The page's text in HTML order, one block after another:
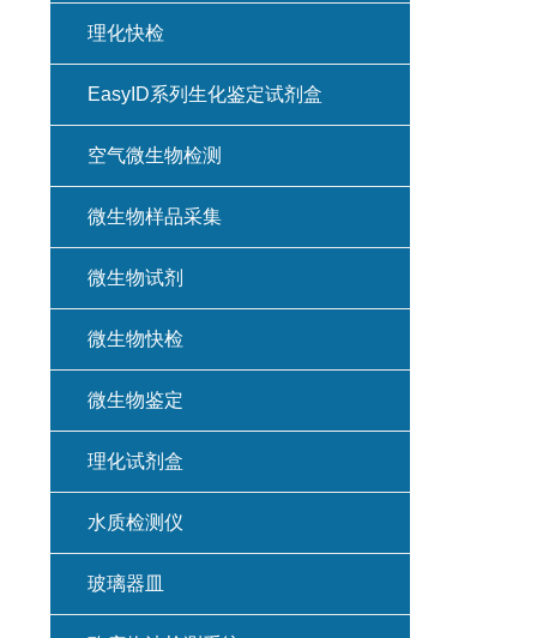
理化快检
EasyID系列生化鉴定试剂盒
空气微生物检测
微生物样品采集
微生物试剂
微生物快检
微生物鉴定
理化试剂盒
水质检测仪
玻璃器皿